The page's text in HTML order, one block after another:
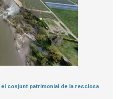
conjunt patrimonial de la resclosa